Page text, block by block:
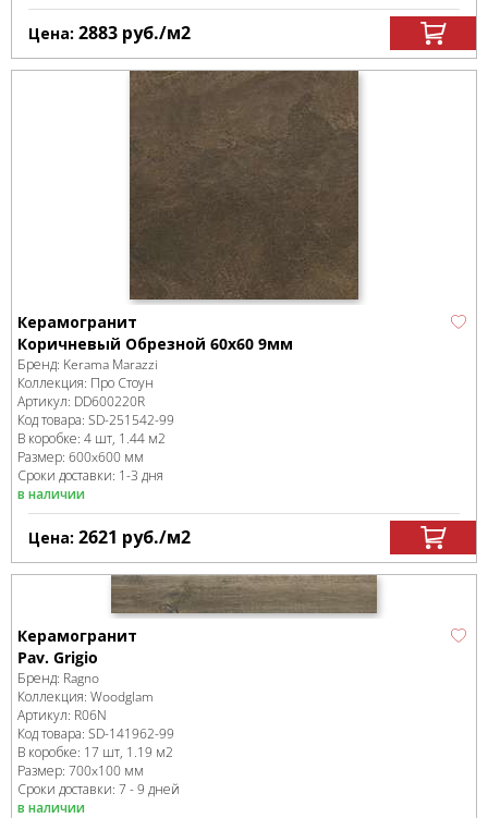
Цена: 2883 руб./м2
Керамогранит
Коричневый Обрезной 60x60 9мм
Бренд: Kerama Marazzi
Коллекция: Про Стоун
Артикул: DD600220R
Код товара: SD-251542-99
В коробке: 4 шт, 1.44 м2
Размер: 600x600 мм
Сроки доставки: 1-3 дня
в наличии
Цена: 2621 руб./м2
Керамогранит
Pav. Grigio
Бренд: Ragno
Коллекция: Woodglam
Артикул: R06N
Код товара: SD-141962-99
В коробке: 17 шт, 1.19 м2
Размер: 700x100 мм
Сроки доставки: 7 - 9 дней
в наличии